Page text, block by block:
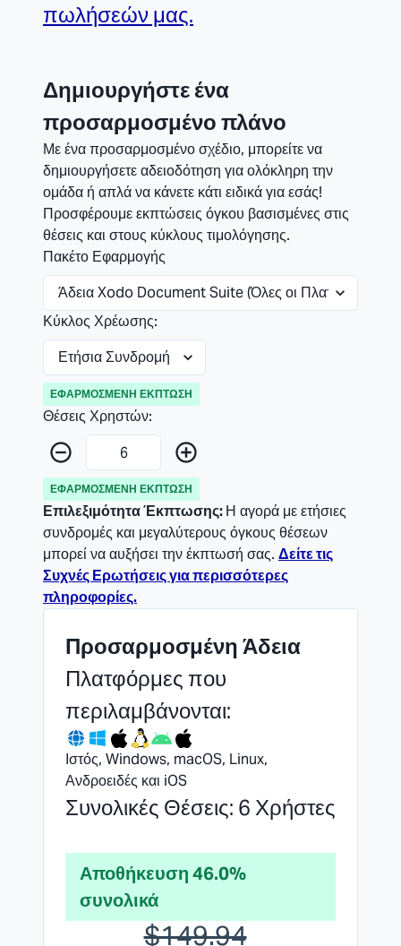
πωλήσεών μας.
Δημιουργήστε ένα
προσαρμοσμένο πλάνο
Με ένα προσαρμοσμένο σχέδιο, μπορείτε να
δημιουργήσετε αδειοδότηση για ολόκληρη την
ομάδα ή απλά να κάνετε κάτι ειδικά για εσάς!
Προσφέρουμε εκπτώσεις όγκου βασισμένες στις
θέσεις και στους κύκλους τιμολόγησης.
Πακέτο Εφαρμογής
Κύκλος Χρέωσης:
ΕΦΑΡΜΟΣΜΈΝΗ ΈΚΠΤΩΣΗ
Θέσεις Χρηστών:
ΕΦΑΡΜΟΣΜΈΝΗ ΈΚΠΤΩΣΗ
Επιλεξιμότητα Έκπτωσης:Η αγορά με ετήσιες
συνδρομές και μεγαλύτερους όγκους θέσεων
μπορεί να αυξήσει την έκπτωσή σας. Δείτε τις
Συχνές Ερωτήσεις για περισσότερες
πληροφορίες.
Προσαρμοσμένη Άδεια
Πλατφόρμες που
περιλαμβάνονται:
Ιστός, Windows, macOS, Linux,
Ανδροειδές και iOS
Συνολικές Θέσεις: 6 Χρήστες
Αποθήκευση 46.0%
συνολικά
$149.94